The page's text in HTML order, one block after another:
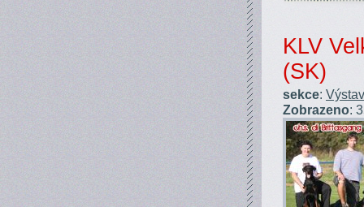
KLV
(SK)
sekce:
Zobrazeno: